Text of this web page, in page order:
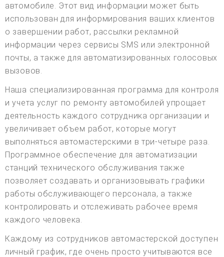
автомобиле. Этот вид информации может быть
использован для информирования ваших клиентов
о завершении работ, рассылки рекламной
информации через сервисы SMS или электронной
почты, а также для автоматизированных голосовых
вызовов.
Наша специализированная программа для контроля
и учета услуг по ремонту автомобилей упрощает
деятельность каждого сотрудника организации и
увеличивает объем работ, которые могут
выполняться автомастерскими в три-четыре раза.
Программное обеспечение для автоматизации
станций технического обслуживания также
позволяет создавать и организовывать графики
работы обслуживающего персонала, а также
контролировать и отслеживать рабочее время
каждого человека.
Каждому из сотрудников автомастерской доступен
личный график, где очень просто учитываются все